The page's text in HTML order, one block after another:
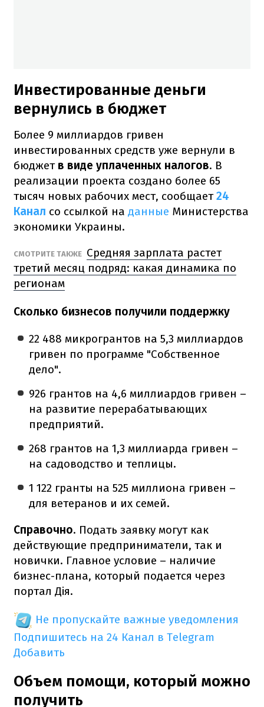
Инвестированные деньги
вернулись в бюджет
Более 9 миллиардов гривен
инвестированных средств уже вернули в
бюджет в виде уплаченных налогов. В
реализации проекта создано более 65
тысяч новых рабочих мест, сообщает24
Канал со ссылкой на данные Министерства
экономики Украины.
СМОТРИТЕ ТАКЖЕ Средняя зарплата растет
третий месяц подряд: какая динамика по
регионам
Сколько бизнесов получили поддержку
22 488 микрогрантов на 5,3 миллиардов
гривен по программе "Собственное
дело".
926 грантов на 4,6 миллиардов гривен –
на развитие перерабатывающих
предприятий.
268 грантов на 1,3 миллиарда гривен –
на садоводство и теплицы.
1 122 гранты на 525 миллиона гривен –
для ветеранов и их семей.
Справочно. Подать заявку могут как
действующие предприниматели, так и
новички. Главное условие – наличие
бизнес-плана, который подается через
портал Дія.
Не пропускайте важные уведомления
Подпишитесь на 24 Канал в Telegram
Добавить
Объем помощи, который можно
получить